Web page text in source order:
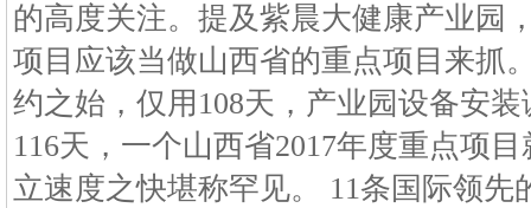
的高度关注。提及紫晨大健康产业园
项目应该当做山西省的重点项目来抓
约之始，仅用108天，产业园设备安
116天，一个山西省2017年度重点项
立速度之快堪称罕见。 11条国际领先